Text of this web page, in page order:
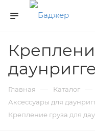
Главная — Каталог —
Аксессуары для
Крепление груза для